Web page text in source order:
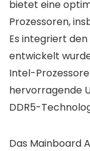
bietet eine
Prozessoren,
Es integriert
entwickelt
Intel-
hervorragende
DDR5-
Das Mainboard